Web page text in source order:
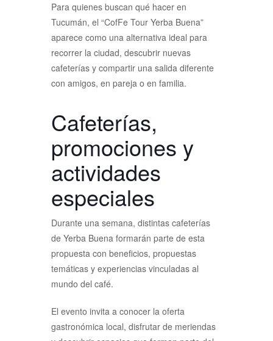
Para quienes buscan qué hacer en
Tucumán, el “CofFe Tour Yerba Buena”
aparece como una alternativa ideal para
recorrer la ciudad, descubrir nuevas
cafeterías y compartir una salida diferente
con amigos, en pareja o en familia.
Cafeterías,
promociones y
actividades
especiales
Durante una semana, distintas cafeterías
de Yerba Buena formarán parte de esta
propuesta con beneficios, propuestas
temáticas y experiencias vinculadas al
mundo del café.
El evento invita a conocer la oferta
gastronómica local, disfrutar de meriendas